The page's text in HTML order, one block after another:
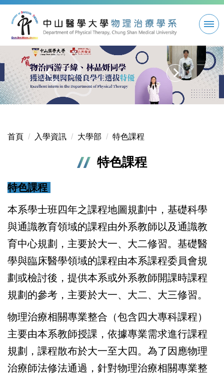
到
要
容
區
首頁 入學資訊 大學部 特色課程
特色課程
特色課程
本系學士班四年之課程地圖規劃中，基礎科學
與通識教育領域的課程由外系教師以及通識教
育中心規劃，主要於大一、大二修習。 基礎醫
學與臨床醫學領域的課程由本系課程委員會規
劃或檢討後，提供本系或外系教師開課時課程
規劃的參考，主要於大一、大二、大三修習。
物理治療相關專業整合（包含四大專科課程）
主要由本系教師授課，依據專業需求進行課程
規劃，課程散布於大一至大四。為了因應物理
治療師法修法通過，針對物理治療相關專業整